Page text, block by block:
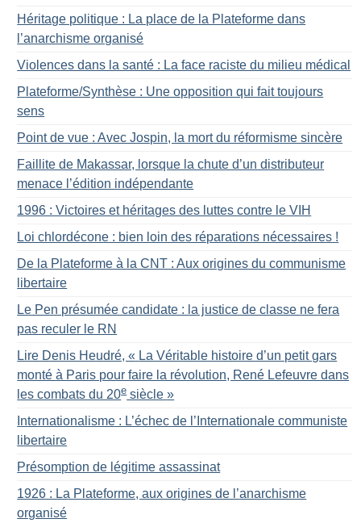
Héritage politique : La place de la Plateforme dans
l’anarchisme organisé
Violences dans la santé : La face raciste du milieu médical
Plateforme/Synthèse : Une opposition qui fait toujours
sens
Point de vue : Avec Jospin, la mort du réformisme sincère
Faillite de Makassar, lorsque la chute d’un distributeur
menace l’édition indépendante
1996 : Victoires et héritages des luttes contre le VIH
Loi chlordécone : bien loin des réparations nécessaires !
De la Plateforme à la CNT : Aux origines du communisme
libertaire
Le Pen présumée candidate : la justice de classe ne fera
pas reculer le RN
Lire Denis Heudré, « La Véritable histoire d’un petit gars
monté à Paris pour faire la révolution, René Lefeuvre dans
les combats du 20esiècle »
Internationalisme : L’échec de l’Internationale communiste
libertaire
Présomption de légitime assassinat
1926 : La Plateforme, aux origines de l’anarchisme
organisé